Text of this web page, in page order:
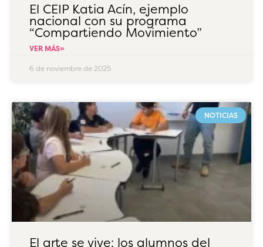
El CEIP Katia Acín, ejemplo
nacional con su programa
“Compartiendo Movimiento”
VER MÁS»
6 de noviembre de 2025
NOTICIAS
El arte se vive: los alumnos del